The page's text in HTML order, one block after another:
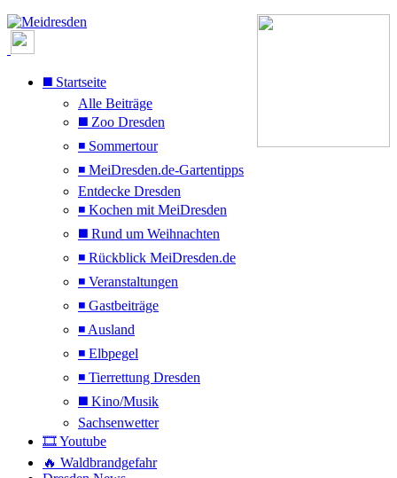
◼️ Startseite
Alle Beiträge
◼️ Zoo Dresden
◾ Sommertour
◾ MeiDresden.de-Gartentipps
Entdecke Dresden
◾ Kochen mit MeiDresden
◼️ Rund um Weihnachten
◾ Rückblick MeiDresden.de
◾ Veranstaltungen
◾ Gastbeiträge
◾ Ausland
◾ Elbpegel
◾ Tierrettung Dresden
◼️ Kino/Musik
Sachsenwetter
🎞️ Youtube
🔥 Waldbrandgefahr